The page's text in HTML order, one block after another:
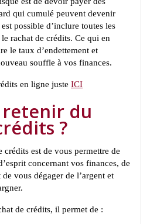
qui cumulé peuvent devenir
possible d’inclure toutes les
rachat de crédits. Ce qui en
le taux d’endettement et
souffle à vos finances.
en ligne juste ICI
du
?
est de vous permettre de
concernant vos finances, de
vous dégager de l’argent et
de crédits, il permet de :